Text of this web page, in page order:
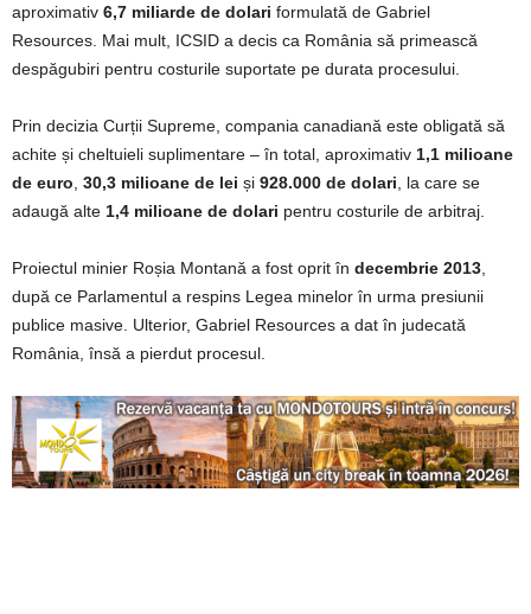
aproximativ 6,7 miliarde de dolari formulată de Gabriel
Resources. Mai mult, ICSID a decis ca România să primească
despăgubiri pentru costurile suportate pe durata procesului.
Prin decizia Curții Supreme, compania canadiană este obligată să
achite și cheltuieli suplimentare – în total, aproximativ 1,1 milioane
de euro 30,3 milioane de lei și 928.000 de dolari , la care se
adaugă alte 1,4 milioane de dolari pentru costurile de arbitraj.
Proiectul minier Roșia Montană a fost oprit în decembrie 2013
după ce Parlamentul a respins Legea minelor în urma presiunii
publice masive. Ulterior, Gabriel Resources a dat în judecată
România, însă a pierdut procesul.